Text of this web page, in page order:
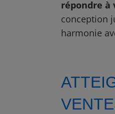
répondre à
conception
harmonie